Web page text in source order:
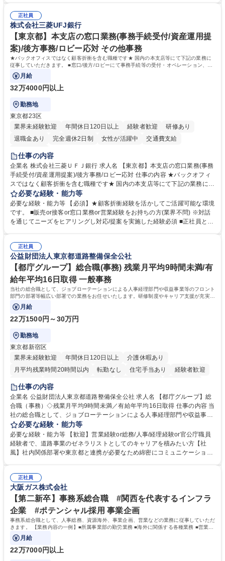
務人事】経験者歓迎！/阪急阪神HDグループ/年休124日
囲のメンバーと協調しつつ主体性を持って能動的に業務を推進できる方 学
歴・資格 学歴：大学院 大学 高専 短大 専修学校 高校 語学力： 資格：
正社員
株式会社三菱UFJ銀行
【東京都】本支店の窓口業務(事務手続受付/資産運用提
案)/後方事務/ロビー応対 その他事務
★バックオフィスではなく顧客折衝を含む職種です★ 国内の本支店等にて下記の業務に
従事していただきます。 ■窓口/後方/ロビーにて事務手続等の受付・オペレーション、お
客様対応
月給
32万4000円以上
勤務地
東京都23区
業界未経験歓迎
年間休日120日以上 経験者歓迎
研修あり
退職金あり
完全週休2日制 女性が活躍中
交通費支給
土日祝休み
仕事の内容
企業名 株式会社三菱ＵＦＪ銀行 求人名 【東京都】本支店の窓口業務(事務
手続受付/資産運用提案)/後方事務/ロビー応対 仕事の内容 ★バックオフィ
スではなく顧客折衝を含む職種です★ 国内の本支店等にて下記の業務に従
事していただきます。 ■窓口/後方/ロビーにて事務手続等の受付・オペレ
ーション、お客様対応 ■窓口にて、ご来店された個人のお客様に対して金
融商品のご提案 ■効率的な事務運用の検討・構築等 ≪業務紹介：ご応募前
に必ずご覧ください≫ ※記事 https://www.mysite.bk.mufg.jp/career/circle/
必要な経験・能力等
必要な経験・能力等 【必須】★顧客折衝経験を活かしてご活躍可能な環境
です。 ■販売or接客or窓口業務or営業経験をお持ちの方(業界不問) ※対話
を通じてニーズをヒアリングし対応/提案を実施した経験必須 ■正社員とし
るので安心して入行いただけます。 幅広いキャリアの選択肢があり、公募
や社内副業等を活用し、 一人ひとりが挑戦できるカルチャーが浸透してい
ます。 学歴・資格 学歴：大学院 大学 高専 短大 専修学校 高校 語学力：
資格：
正社員
公益財団法人東京都道路整備保全公社
【都庁グループ】総合職(事務) 残業月平均9時間未満/有
給年平均16日取得 一般事務
当社の総合職として、ジョブローテーションによる人事経理部門や収益事業等のフロント
部門の部署等幅広い部署での業務をお任せいたします。研修制度やキャリア支援が充実し
ております！ ※下記業務詳細
月給
22万1500円～30万円
勤務地
東京都新宿区
業界未経験歓迎
年間休日120日以上
介護休暇あり
月平均残業時間20時間以内
転勤なし 住宅手当あり
経験者歓迎
研修あり
退職金あり
駅近5分以内
資格取得手当あり 食事補助あり
仕事の内容
企業名 公益財団法人東京都道路整備保全公社 求人名 【都庁グループ】総
合職（事務）◇残業月平均9時間未満／有給年平均16日取得 仕事の内容 当
社の総合職として、ジョブローテーションによる人事経理部門や収益事業
等のフロント部門の部署等幅広い部署での業務をお任せいたします。研修
制度やキャリア支援が充実しております！ ※下記業務詳細 【業務詳細】■
管理部門：広報、人事、経理など当公社の運営に係る管理業務 ■収益部
門：駐車場の新規開拓、管理運営、新宿駅西口広場の「イベントコーナ
道路施設や道路工事現場の見学ツアー事業 ※入社後は上記いずれかの部門
へ配属。※業務内容変更の範囲：会社の定める業務 募集職種 【都庁グル
ープ】総合職（事務）◇残業月平均9時間未満／有給年平均16日取得
必要な経験・能力等
必要な経験・能力等 【歓迎】営業経験or総務/人事/経理経験or官公庁職員
経験者で、道路事業のゼネラリストとしてのキャリアを積みたい方【社
風】社内関係部署や東京都と連携が必要なため綿密にコミュニケーション
部門など多岐に渡る業務を経験できます。 ■様々なプロジェクト：駐車場
事業の他、新宿駅西口広場内に設置された照明を兼ねた広告「ブライトサ
イン」の管理運営を行うなど、事業収益を生み出す活動を積極的に行って
います。 学歴・資格 学歴：大学院 大学 高専 短大 専修学校 高校 語学力：
資格：
正社員
大阪ガス株式会社
【第二新卒】事務系総合職 #関西を代表するインフラ
企業 #ポテンシャル採用 事業企画
事務系総合職として、人事総務、資源海外、事業企画、営業などの業務に従事していただ
きます。 【業務内容の一例】■所属事業部の勤労業務 ■海外に関係する各種業務 ■営業部
門の企画スタッフ、ルート営業
月給
22万7000円以上